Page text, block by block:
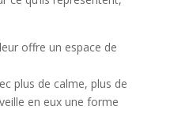
offre un espace de
plus de calme, plus de
en eux une forme